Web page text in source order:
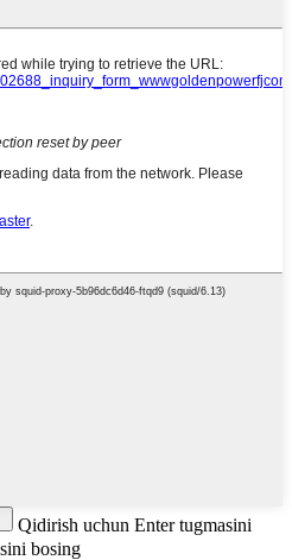
Qidirish uchun Enter tugmasini
bosing